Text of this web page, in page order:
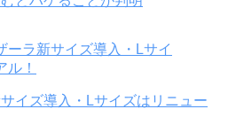
イズ導入・Lサイズはリニュー